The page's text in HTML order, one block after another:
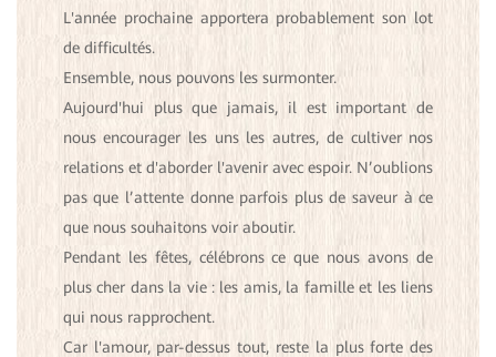
L'année prochaine apportera probablement son lot
de difficultés.
Ensemble, nous pouvons les surmonter.
Aujourd'hui plus que jamais, il est important de
nous encourager les uns les autres, de cultiver nos
relations et d'aborder l'avenir avec espoir. N’oublions
pas que l’attente donne parfois plus de saveur à ce
que nous souhaitons voir aboutir.
Pendant les fêtes, célébrons ce que nous avons de
plus cher dans la vie : les amis, la famille et les liens
qui nous rapprochent.
Car l'amour, par-dessus tout, reste la plus forte des